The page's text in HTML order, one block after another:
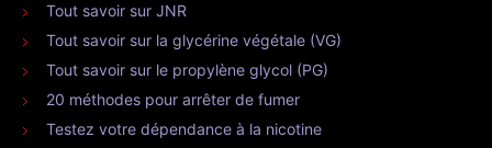
Tout savoir sur JNR
Tout savoir sur la glycérine végétale (VG)
Tout savoir sur le propylène glycol (PG)
20 méthodes pour arrêter de fumer
Testez votre dépendance à la nicotine